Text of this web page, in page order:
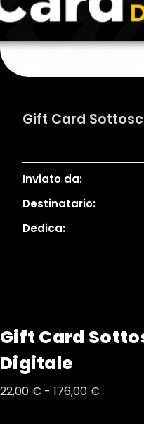
Gift Card
Gift Card
Digitale
22,00 € - 176,00 €